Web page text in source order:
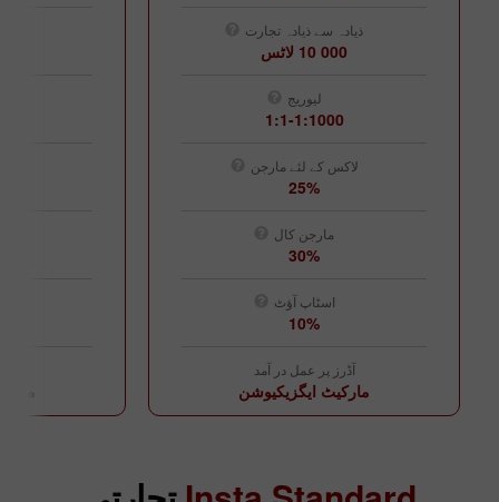
ذیادہ سے ذیادہ تجارت
10 000 لاٹس
لیوریج
1:1-1:1000
لاکس کے لئے مارجن
25%
مارجن کال
30%
اسٹاپ آؤٹ
10%
آڈرز پر عمل در آمد
مارکیٹ ایگزیکیوشن